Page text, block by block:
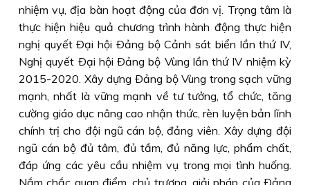
nhiệm vụ, địa bàn hoạt động của đơn vị. Trọng tâm là
thực hiện hiệu quả chương trình hành động thực hiện
nghị quyết Ðại hội Ðảng bộ Cảnh sát biển lần thứ IV,
Nghị quyết Ðại hội Ðảng bộ Vùng lần thứ IV nhiệm kỳ
2015-2020. Xây dựng Ðảng bộ Vùng trong sạch vững
mạnh, nhất là vững mạnh về tư tưởng, tổ chức, tăng
cường giáo dục nâng cao nhận thức, rèn luyện bản lĩnh
chính trị cho đội ngũ cán bộ, đảng viên. Xây dựng đội
ngũ cán bộ đủ tâm, đủ tầm, đủ năng lực, phẩm chất,
đáp ứng các yêu cầu nhiệm vụ trong mọi tình huống.
Nắm chắc quan điểm, chủ trương, giải pháp của Ðảng